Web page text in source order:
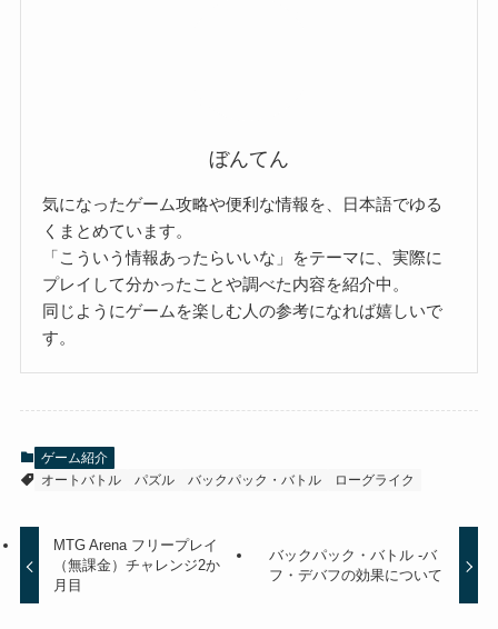
ぼんてん
気になったゲーム攻略や便利な情報を、日本語でゆる
くまとめています。
「こういう情報あったらいいな」をテーマに、実際に
プレイして分かったことや調べた内容を紹介中。
同じようにゲームを楽しむ人の参考になれば嬉しいで
す。
ゲーム紹介
オートバトル
パズル バックパック・バトル ローグライク
MTG Arena フリープレイ
（無課金）チャレンジ2か
月目
バックパック・バトル -バ
フ・デバフの効果について